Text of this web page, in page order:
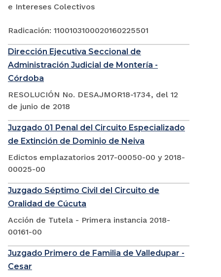
e Intereses Colectivos
Radicación: 1100103100020160225501
Dirección Ejecutiva Seccional de
Administración Judicial de Montería -
Córdoba
RESOLUCIÓN No. DESAJMOR18-1734, del 12
de junio de 2018
Juzgado 01 Penal del Circuito Especializado
de Extinción de Dominio de Neiva
Edictos emplazatorios 2017-00050-00 y 2018-
00025-00
Juzgado Séptimo Civil del Circuito de
Oralidad de Cúcuta
Acción de Tutela - Primera instancia 2018-
00161-00
Juzgado Primero de Familia de Valledupar -
Cesar